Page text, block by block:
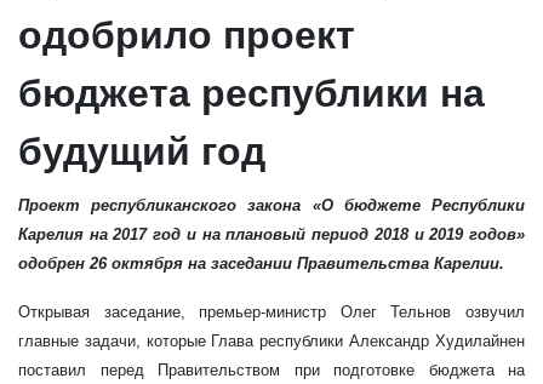
одобрило проект
бюджета республики на
будущий год
Проект республиканского закона «О бюджете Республики
Карелия на 2017 год и на плановый период 2018 и 2019 годов»
одобрен 26 октября на заседании Правительства Карелии.
Открывая заседание, премьер-министр Олег Тельнов озвучил
главные задачи, которые Глава республики Александр Худилайнен
поставил перед Правительством при подготовке бюджета на